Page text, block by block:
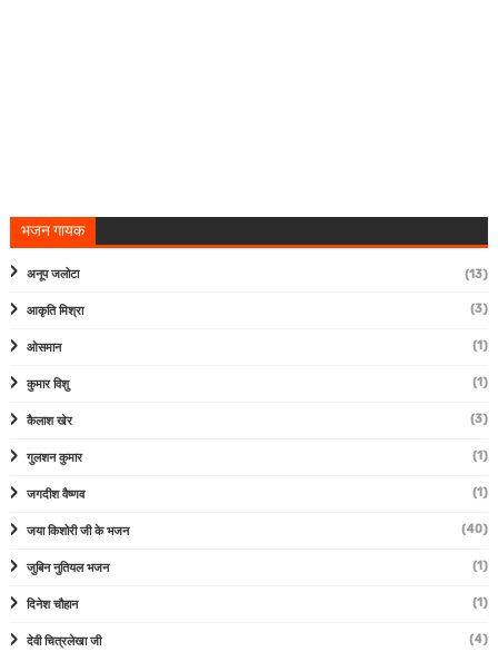
भजन गायक
अनूप जलोटा (13)
आकृति मिश्रा (3)
ओसमान (1)
कुमार विशु (1)
कैलाश खेर (3)
गुलशन कुमार (1)
जगदीश वैष्णव (1)
जया किशोरी जी के भजन (40)
जुबिन नुतियल भजन (1)
दिनेश चौहान (1)
देवी चित्रलेखा जी (4)